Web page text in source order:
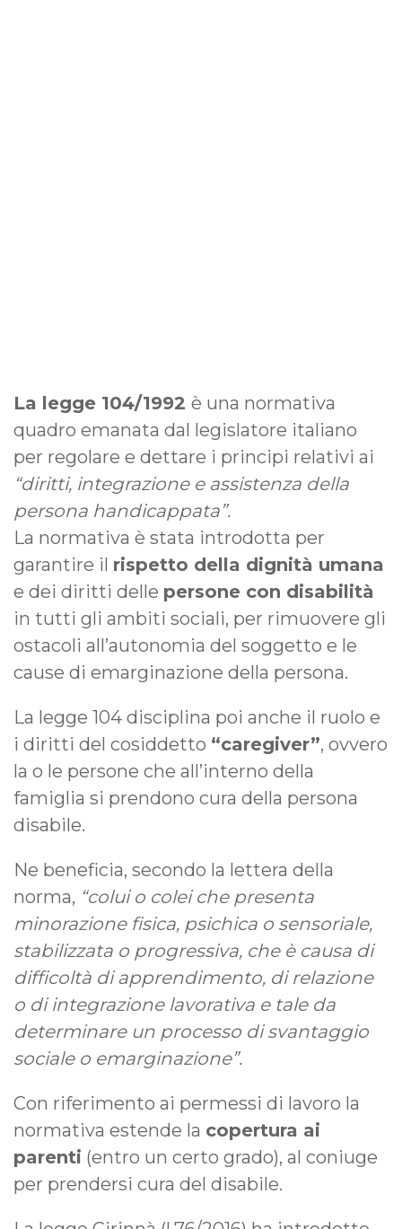
La legge 104/1992 è una normativa
quadro emanata dal legislatore italiano
per regolare e dettare i principi relativi ai
“diritti, integrazione e assistenza della
persona handicappata”.
La normativa è stata introdotta per
garantire il rispetto della dignità umana
e dei diritti delle persone con disabilità
in tutti gli ambiti sociali, per rimuovere gli
ostacoli all’autonomia del soggetto e le
cause di emarginazione della persona.
La legge 104 disciplina poi anche il ruolo e
i diritti del cosiddetto “caregiver”, ovvero
la o le persone che all’interno della
famiglia si prendono cura della persona
disabile.
Ne beneficia, secondo la lettera della
norma, “colui o colei che presenta
minorazione fisica, psichica o sensoriale,
stabilizzata o progressiva, che è causa di
difficoltà di apprendimento, di relazione
o di integrazione lavorativa e tale da
determinare un processo di svantaggio
sociale o emarginazione”.
Con riferimento ai permessi di lavoro la
normativa estende la copertura ai
parenti (entro un certo grado), al coniuge
per prendersi cura del disabile.